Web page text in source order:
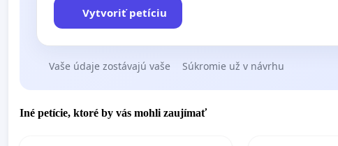
Vytvoriť petíciu
Vaše údaje zostávajú vaše Súkromie už v návrhu
Iné petície, ktoré by vás mohli zaujímať